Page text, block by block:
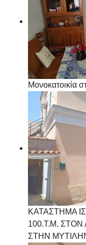
Μονοκατοικία
ΚΑΤΑΣΤΗΜΑ
100.Τ.Μ.
ΣΤΗΝ